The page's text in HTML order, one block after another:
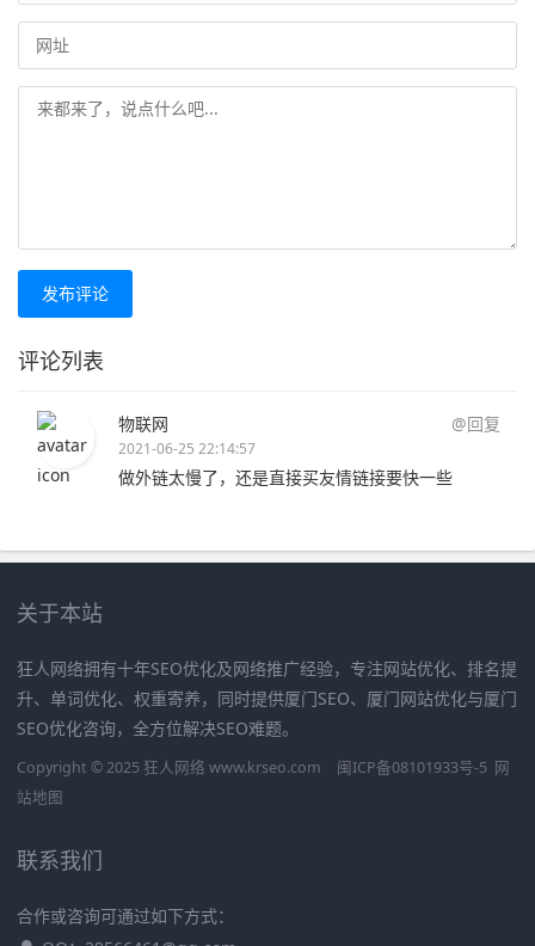
发布评论
评论列表
物联网 @回复
2021-06-25 22:14:57
做外链太慢了，还是直接买友情链接要快一些
关于本站
狂人网络拥有十年SEO优化及网络推广经验，专注网站优化、排名提
升、单词优化、权重寄养，同时提供厦门SEO、厦门网站优化与厦门
SEO优化咨询，全方位解决SEO难题。
Copyright © 2025 狂人网络 www.krseo.com 闽ICP备08101933号-5 网
站地图
联系我们
合作或咨询可通过如下方式：